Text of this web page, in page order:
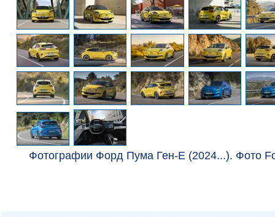
Фотографии Форд Пума Ген-Е (2024...). Фото